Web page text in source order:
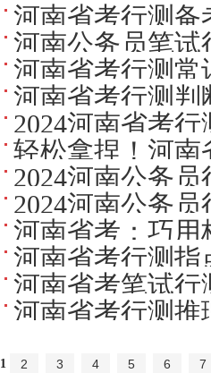
河南省考行测备
河南公务员笔试
意图
河南省考行测
盘点
河南省考行测判
2024河南省考
轻松拿捏！河南
2024河南公务
2024河南公务
河南省考：巧用
河南省考行测指
河南省考笔试行
河南省考行测
1 2 3 4 5 6 7